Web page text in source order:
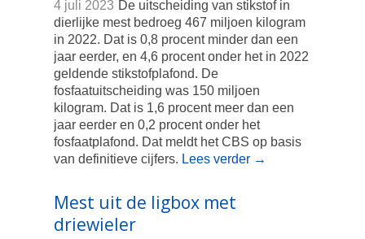
4 juli 2023 De uitscheiding van stikstof in
dierlijke mest bedroeg 467 miljoen kilogram
in 2022. Dat is 0,8 procent minder dan een
jaar eerder, en 4,6 procent onder het in 2022
geldende stikstofplafond. De
fosfaatuitscheiding was 150 miljoen
kilogram. Dat is 1,6 procent meer dan een
jaar eerder en 0,2 procent onder het
fosfaatplafond. Dat meldt het CBS op basis
van definitieve cijfers. Lees verder →
Mest uit de ligbox met
driewieler